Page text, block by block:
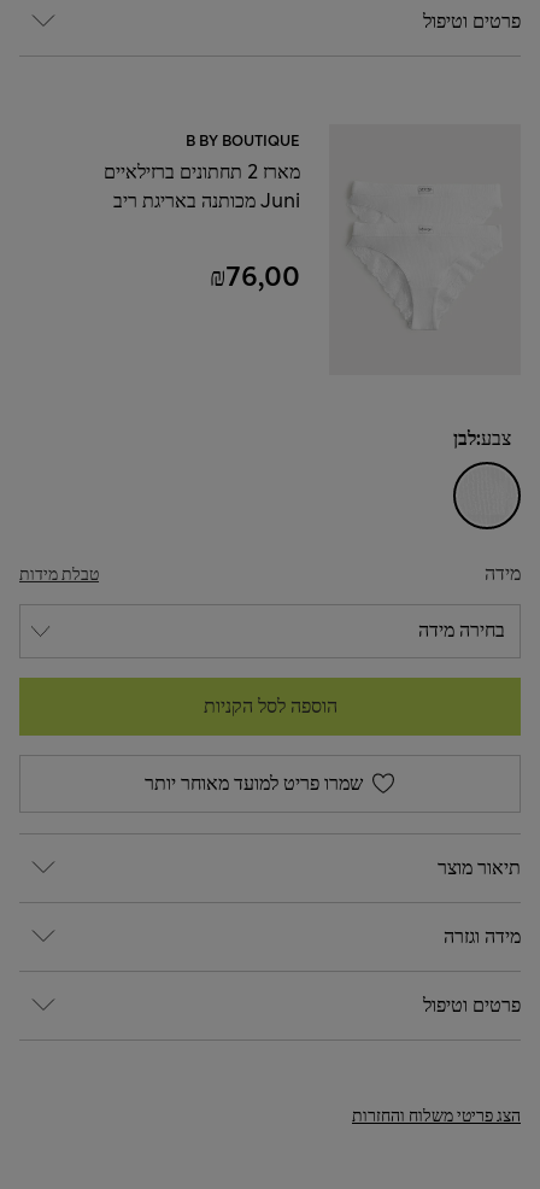
פרטים וטיפול
B BY BOUTIQUE
מארז 2 תחתונים ברזילאיים
Juni מכותנה באריגת ריב
₪76,00
צבע:לבן
מידה טבלת מידות
הוספה לסל הקניות
שמרו פריט למועד מאוחר יותר
תיאור מוצר
מידה וגזרה
פרטים וטיפול
הצג פריטי משלוח והחזרות